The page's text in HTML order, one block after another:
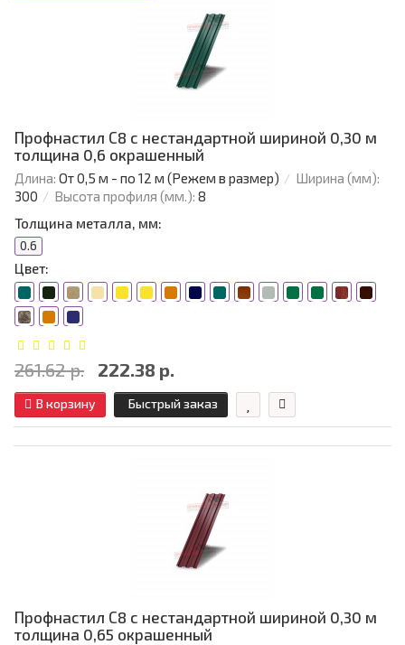
Профнастил С8 с нестандартной шириной 0,30 м
толщина 0,6 окрашенный
Длина: От 0,5 м - по 12 м (Режем в размер)
Ширина (мм):
300
Высота профиля (мм.): 8
Толщина металла, мм:
0.6
Цвет:
261.62 р. 222.38 р.
В корзину Быстрый заказ
Профнастил С8 с нестандартной шириной 0,30 м
толщина 0,65 окрашенный